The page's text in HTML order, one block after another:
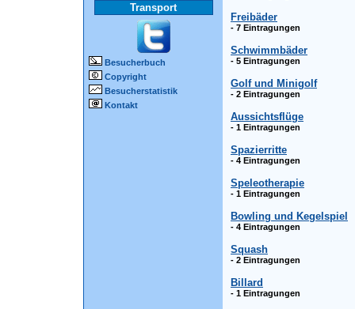
Transport
Besucherbuch
Copyright
Besucherstatistik
Kontakt
Freibäder
- 7 Eintragungen
Schwimmbäder
- 5 Eintragungen
Golf und Minigolf
- 2 Eintragungen
Aussichtsflüge
- 1 Eintragungen
Spazierritte
- 4 Eintragungen
Speleotherapie
- 1 Eintragungen
Bowling und Kegelspiel
- 4 Eintragungen
Squash
- 2 Eintragungen
Billard
- 1 Eintragungen